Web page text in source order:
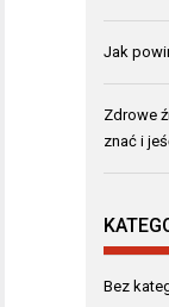
Jak
Zdrowe
znać i
Bez